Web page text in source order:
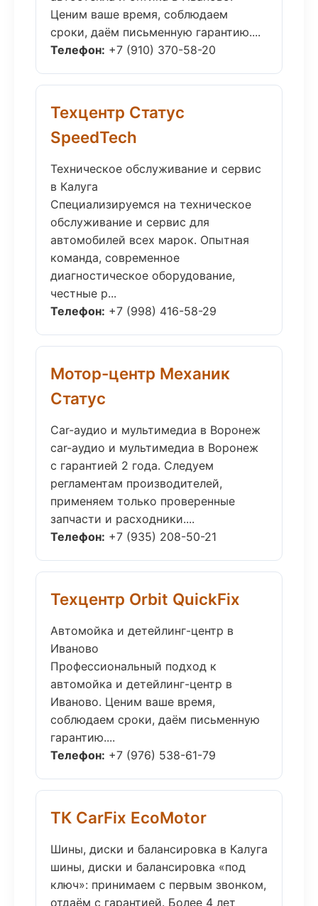
Ценим ваше время, соблюдаем
сроки, даём письменную гарантию....
Телефон: +7 (910) 370-58-20
Техцентр Статус
SpeedTech
Техническое обслуживание и сервис
в Калуга
Специализируемся на техническое
обслуживание и сервис для
автомобилей всех марок. Опытная
команда, современное
диагностическое оборудование,
честные р...
Телефон: +7 (998) 416-58-29
Мотор-центр Механик
Статус
Car-аудио и мультимедиа в Воронеж
car-аудио и мультимедиа в Воронеж
с гарантией 2 года. Следуем
регламентам производителей,
применяем только проверенные
запчасти и расходники....
Телефон: +7 (935) 208-50-21
Техцентр Orbit QuickFix
Автомойка и детейлинг-центр в
Иваново
Профессиональный подход к
автомойка и детейлинг-центр в
Иваново. Ценим ваше время,
соблюдаем сроки, даём письменную
гарантию....
Телефон: +7 (976) 538-61-79
ТК CarFix EcoMotor
Шины, диски и балансировка в Калуга
шины, диски и балансировка «под
ключ»: принимаем с первым звонком,
отдаём с гарантией. Более 4 лет